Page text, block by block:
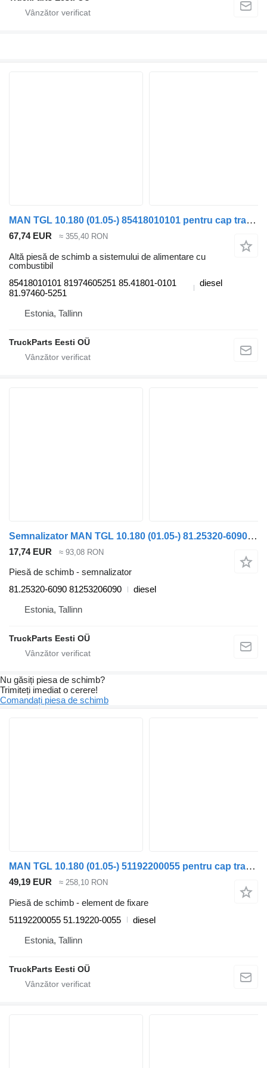
MAN TGL 10.180 (01.05-) 85418010101 pentru cap tractor MAN TGL, TGM, TGS, TGX (2005-2021)
67,74 EUR ≈ 355,40 RON
Altă piesă de schimb a sistemului de alimentare cu
combustibil
85418010101 81974605251 85.41801-0101
81.97460-5251
diesel
Estonia, Tallinn
TruckParts Eesti OÜ
Semnalizator MAN TGL 10.180 (01.05-) 81.25320-6090 pentru cap tractor MAN TGL, TGM, TGS, TGX (2005-2021)
17,74 EUR ≈ 93,08 RON
Piesă de schimb - semnalizator
81.25320-6090 81253206090
diesel
Estonia, Tallinn
TruckParts Eesti OÜ
Nu găsiți piesa de schimb?
Trimiteți imediat o cerere!
Comandați piesa de schimb
MAN TGL 10.180 (01.05-) 51192200055 pentru cap tractor MAN TGL, TGM, TGS, TGX (2005-2021)
49,19 EUR ≈ 258,10 RON
Piesă de schimb - element de fixare
51192200055 51.19220-0055
diesel
Estonia, Tallinn
TruckParts Eesti OÜ